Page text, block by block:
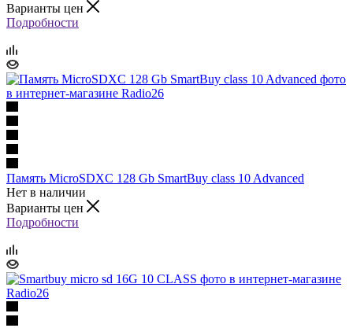
Варианты цен
Подробности
Память MicroSDXC 128 Gb SmartBuy class 10 Advanced
Нет в наличии
Варианты цен
Подробности